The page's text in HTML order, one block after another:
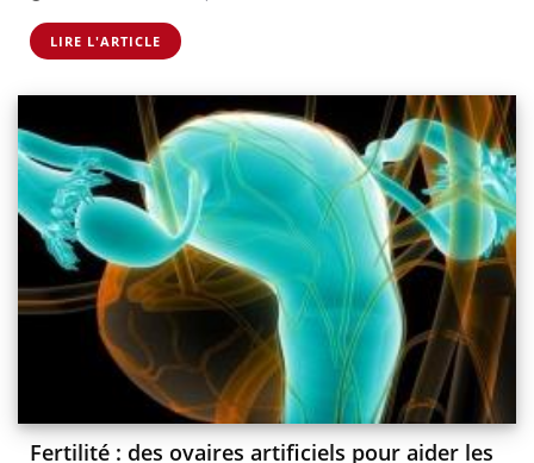
LIRE L'ARTICLE
Fertilité : des ovaires artificiels pour aider les